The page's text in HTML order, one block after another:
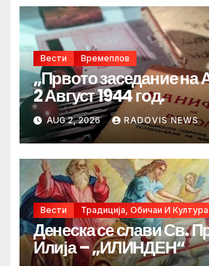
Вести Времеплов
„Првото заседание
2 Август 1944 год.
AUG 2, 2026 RADOVIS NEWS
Вести Традиција, Обичаи И Култура
Денеска се слави Св.
Илија – „ИЛИНДЕН“